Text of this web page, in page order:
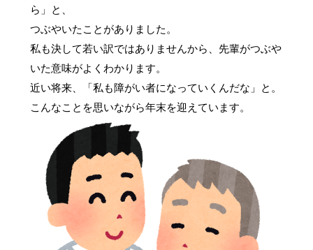
ら」と、
つぶやいたことがありました。
私も決して若い訳ではありませんから、先輩がつぶや
いた意味がよくわかります。
近い将来、「私も障がい者になっていくんだな」と。
こんなことを思いながら年末を迎えています。